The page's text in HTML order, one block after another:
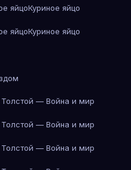
яйцоКуриное яйцо
яйцоКуриное яйцо
— Война и мир
— Война и мир
— Война и мир